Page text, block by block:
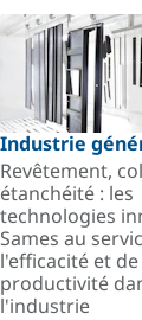
Industrie
Revêtement,
étanchéité : les
technologies
Sames au
l'efficacité et de
productivité
l'industrie